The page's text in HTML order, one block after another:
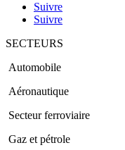
Suivre
Suivre
SECTEURS
Automobile
Aéronautique
Secteur ferroviaire
Gaz et pétrole